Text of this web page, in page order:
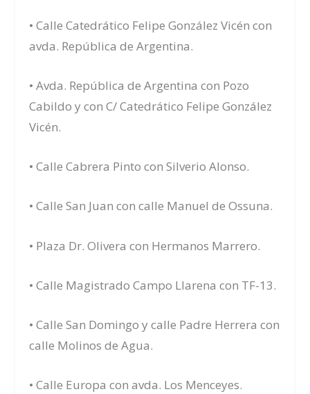
• Calle Catedrático Felipe González Vicén con
avda. República de Argentina.
• Avda. República de Argentina con Pozo
Cabildo y con C/ Catedrático Felipe González
Vicén.
• Calle Cabrera Pinto con Silverio Alonso.
• Calle San Juan con calle Manuel de Ossuna.
• Plaza Dr. Olivera con Hermanos Marrero.
• Calle Magistrado Campo Llarena con TF-13.
• Calle San Domingo y calle Padre Herrera con
calle Molinos de Agua.
• Calle Europa con avda. Los Menceyes.